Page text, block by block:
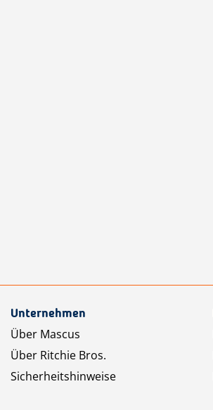
Unternehmen
Über Mascus
Über Ritchie Bros.
Sicherheitshinweise